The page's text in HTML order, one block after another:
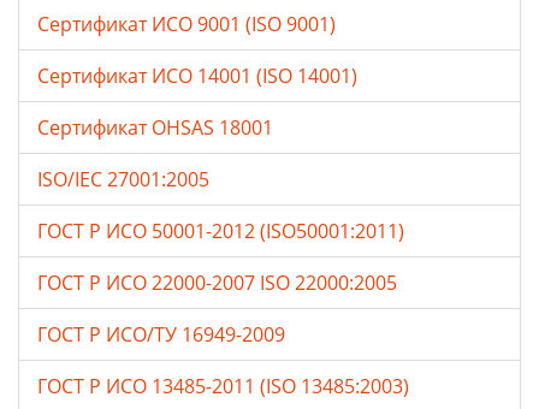
Сертификат ИСО 9001 (ISO 9001)
Сертификат ИСО 14001 (ISO 14001)
Сертификат OHSAS 18001
ISO/IEC 27001:2005
ГОСТ Р ИСО 50001-2012 (ISO50001:2011)
ГОСТ Р ИСО 22000-2007 ISO 22000:2005
ГОСТ Р ИСО/ТУ 16949-2009
ГОСТ Р ИСО 13485-2011 (ISO 13485:2003)